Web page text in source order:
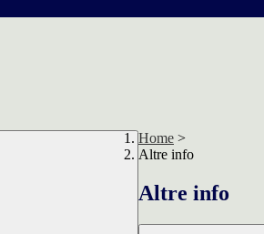
Home >
Altre info
Altre info